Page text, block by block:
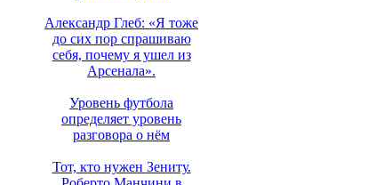
Александр Глеб: «Я тоже
до сих пор спрашиваю
себя, почему я ушел из
Арсенала».
Уровень футбола
определяет уровень
разговора о нём
Тот, кто нужен Зениту.